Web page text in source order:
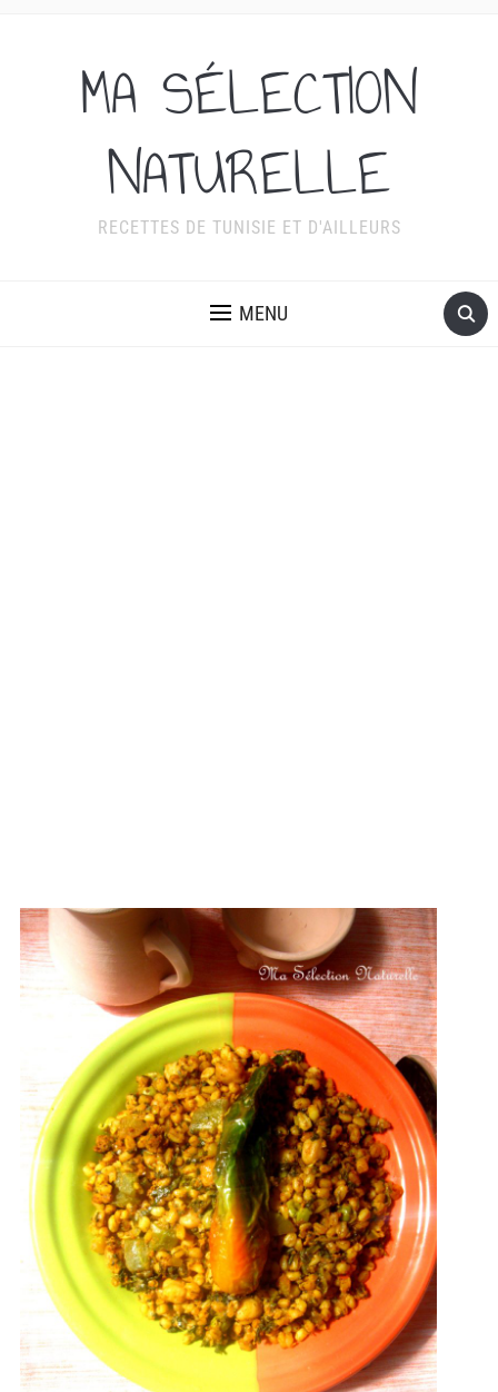
MA SÉLECTION
NATURELLE
RECETTES DE TUNISIE ET D'AILLEURS
MENU